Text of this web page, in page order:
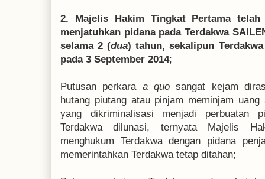
2. Majelis Hakim Tingkat Pertama telah
menjatuhkan pidana pada Terdakwa
selama 2 (dua) tahun, sekalipun
pada 3 September 2014;
Putusan perkara a quo sangat kejam
hutang piutang atau pinjam meminjam
yang dikriminalisasi menjadi perbuatan
Terdakwa dilunasi, ternyata Majelis
menghukum Terdakwa dengan pidana
memerintahkan Terdakwa tetap ditahan;